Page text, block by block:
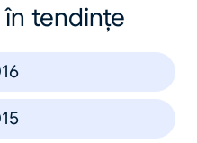
tendințe